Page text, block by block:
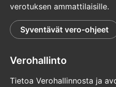
verotuksen ammattilaisille.
Syventävät vero-ohjeet
Verohallinto
Tietoa Verohallinnosta ja